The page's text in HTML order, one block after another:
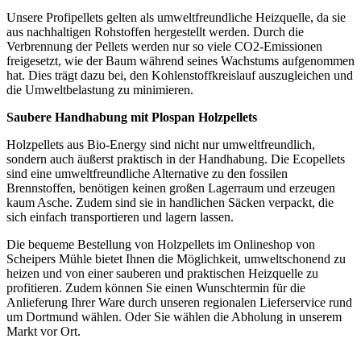
Unsere Profipellets gelten als umweltfreundliche Heizquelle, da sie
aus nachhaltigen Rohstoffen hergestellt werden. Durch die
Verbrennung der Pellets werden nur so viele CO2-Emissionen
freigesetzt, wie der Baum während seines Wachstums aufgenommen
hat. Dies trägt dazu bei, den Kohlenstoffkreislauf auszugleichen und
die Umweltbelastung zu minimieren.
Saubere Handhabung mit Plospan Holzpellets
Holzpellets aus Bio-Energy sind nicht nur umweltfreundlich,
sondern auch äußerst praktisch in der Handhabung. Die Ecopellets
sind eine umweltfreundliche Alternative zu den fossilen
Brennstoffen, benötigen keinen großen Lagerraum und erzeugen
kaum Asche. Zudem sind sie in handlichen Säcken verpackt, die
sich einfach transportieren und lagern lassen.
Die bequeme Bestellung von Holzpellets im Onlineshop von
Scheipers Mühle bietet Ihnen die Möglichkeit, umweltschonend zu
heizen und von einer sauberen und praktischen Heizquelle zu
profitieren. Zudem können Sie einen Wunschtermin für die
Anlieferung Ihrer Ware durch unseren regionalen Lieferservice rund
um Dortmund wählen. Oder Sie wählen die Abholung in unserem
Markt vor Ort.